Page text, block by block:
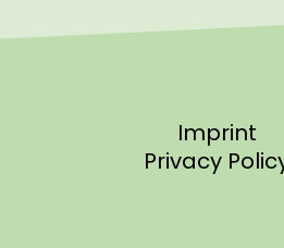
Imprint
Privacy